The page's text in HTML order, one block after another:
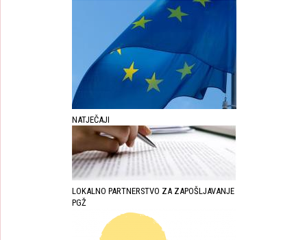
NATJEČAJI
LOKALNO PARTNERSTVO ZA ZAPOŠLJAVANJE
PGŽ